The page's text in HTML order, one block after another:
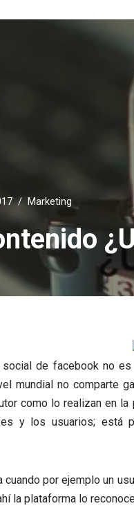
Marketing
de facebook no
mundial no comparte
como lo realizan en
y los usuarios; está
cuando por ejemplo un
la plataforma lo